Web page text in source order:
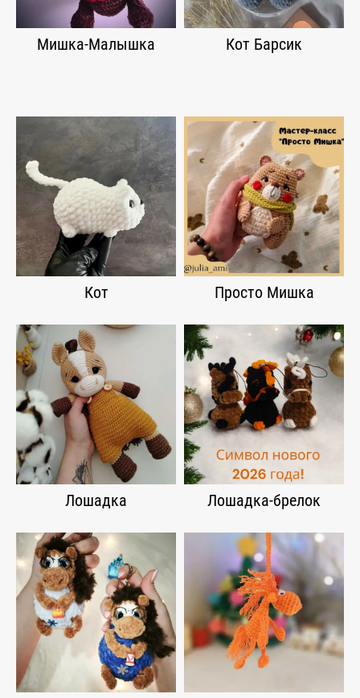
Мишка-Малышка Кот Барсик
Кот Просто Мишка
Лошадка Лошадка-брелок